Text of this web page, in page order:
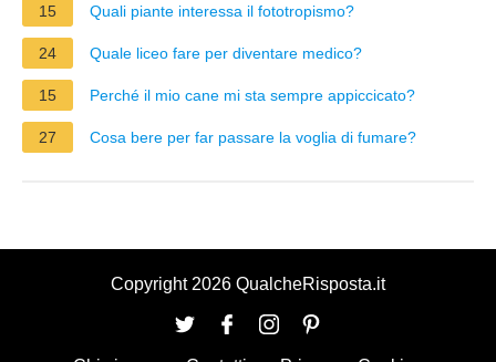
15
Quali piante interessa il fototropismo?
24 Quale liceo fare per diventare medico?
15 Perché il mio cane mi sta sempre appiccicato?
27 Cosa bere per far passare la voglia di fumare?
Copyright 2026 QualcheRisposta.it